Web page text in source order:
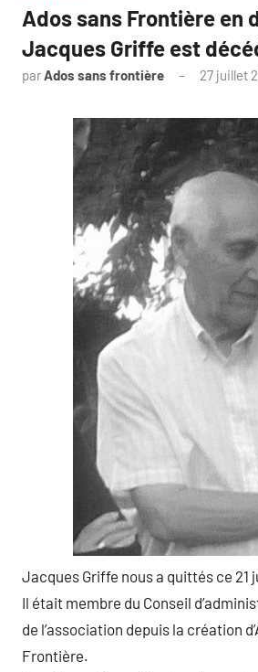
Ados sans Frontière en
Jacques Griffe est
parAdos sans frontière 27 juillet
Jacques Griffe nous a quittés ce 21
Il était membre du Conseil
de l’association depuis la création
Frontière.